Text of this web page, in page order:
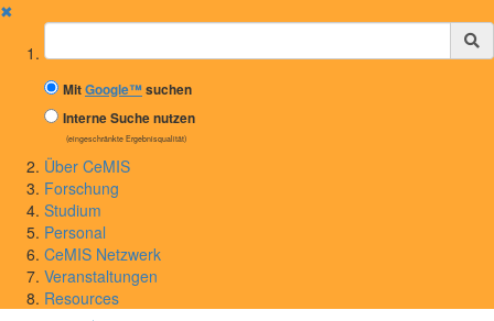
✖
Suchbegriff
MitGoogle™suchen
Interne Suche nutzen
(eingeschränkte Ergebnisqualität)
Über CeMIS
Forschung
Studium
Personal
CeMIS Netzwerk
Veranstaltungen
Resources